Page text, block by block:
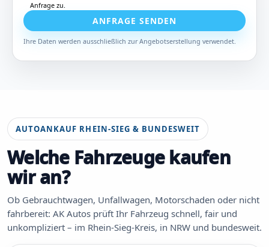
Anfrage zu.
ANFRAGE SENDEN
Ihre Daten werden ausschließlich zur Angebotserstellung verwendet.
AUTOANKAUF RHEIN-SIEG & BUNDESWEIT
Welche Fahrzeuge kaufen
wir an?
Ob Gebrauchtwagen, Unfallwagen, Motorschaden oder nicht
fahrbereit: AK Autos prüft Ihr Fahrzeug schnell, fair und
unkompliziert – im Rhein-Sieg-Kreis, in NRW und bundesweit.